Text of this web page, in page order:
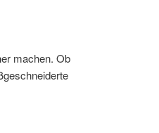
machen. Ob